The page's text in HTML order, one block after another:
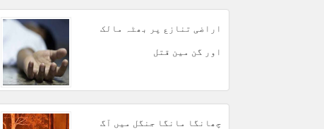
اراضی تنازع پر بھٹہ مالک
اور گن مین قتل
چھانگا مانگا جنگل میں آگ